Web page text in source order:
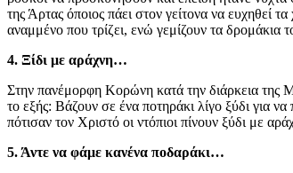
της Άρτας όποιος πάει στον γείτονα να ευχηθεί
αναμμένο που τρίζει, ενώ γεμίζουν τα δρομάκια
4. Ξίδι με αράχνη…
Στην πανέμορφη Κορώνη κατά την διάρκεια της
το εξής: Βάζουν σε ένα ποτηράκι λίγο ξύδι για
πότισαν τον Χριστό οι ντόπιοι πίνουν ξύδι με
5. Άντε να φάμε κανένα ποδαράκι…